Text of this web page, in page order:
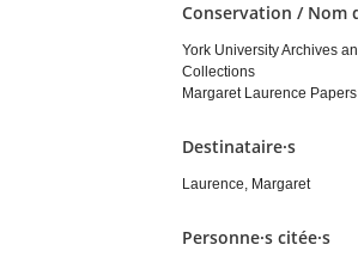
Conservation / Nom
York University Archives
Collections
Margaret Laurence Papers
Destinataire·s
Laurence, Margaret
Personne·s citée·s